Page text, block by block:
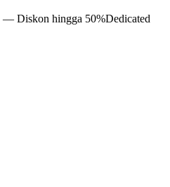
— Diskon hingga 50%Dedicated